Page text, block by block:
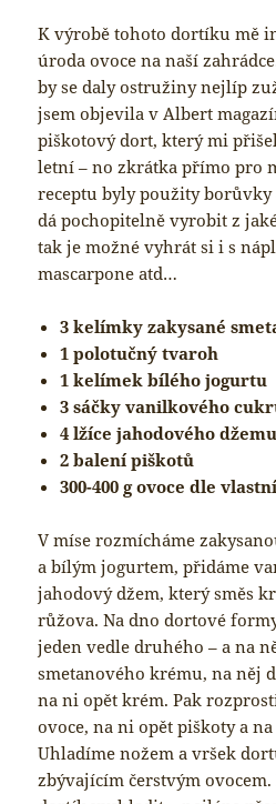
K výrobě tohoto dortíku mě
úroda ovoce na naší
by se daly ostružiny nejlíp
jsem objevila v Albert
piškotový dort, který mi
letní – no zkrátka přímo pro
receptu byly použity
dá pochopitelně vyrobit z
tak je možné vyhrát si i s
mascarpone atd…
3 kelímky zakysané
1 polotučný tvaroh
1 kelímek bílého jogurtu
3 sáčky vanilkového
4 lžíce jahodového džemu
2 balení piškotů
300-400 g ovoce dle
V míse rozmícháme
a bílým jogurtem, přidáme
jahodový džem, který směs
růžova. Na dno dortové
jeden vedle druhého – a na
smetanového krému, na něj
na ni opět krém. Pak
ovoce, na ni opět piškoty a
Uhladíme nožem a vršek
zbývajícím čerstvým ovocem.